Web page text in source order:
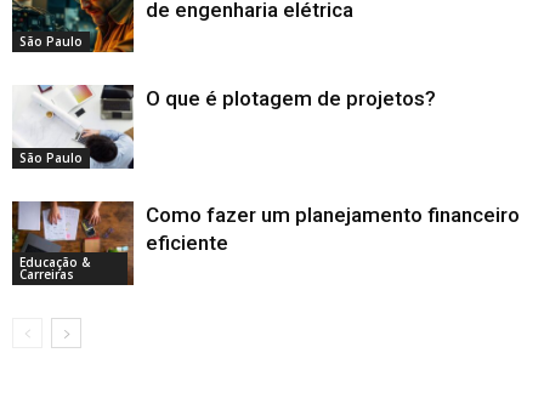
São Paulo
de engenharia elétrica
São Paulo
O que é plotagem de projetos?
Educação &
Carreiras
Como fazer um planejamento financeiro
eficiente